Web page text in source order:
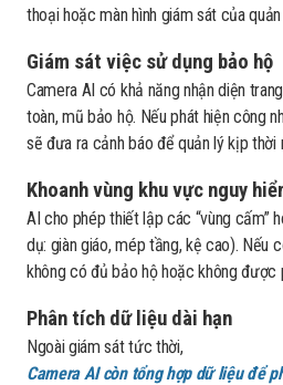
thoại hoặc màn hình giám sát của quản
Giám sát việc sử dụng bảo hộ
Camera AI có khả năng nhận diện
toàn, mũ bảo hộ. Nếu phát hiện công
sẽ đưa ra cảnh báo để quản lý kịp thời
Khoanh vùng khu vực nguy
AI cho phép thiết lập các “vùng cấm”
dụ: giàn giáo, mép tầng, kệ cao). Nếu
không có đủ bảo hộ hoặc không được
Phân tích dữ liệu dài hạn
Ngoài giám sát tức thời,
Camera AI còn tổng hợp dữ liệu để